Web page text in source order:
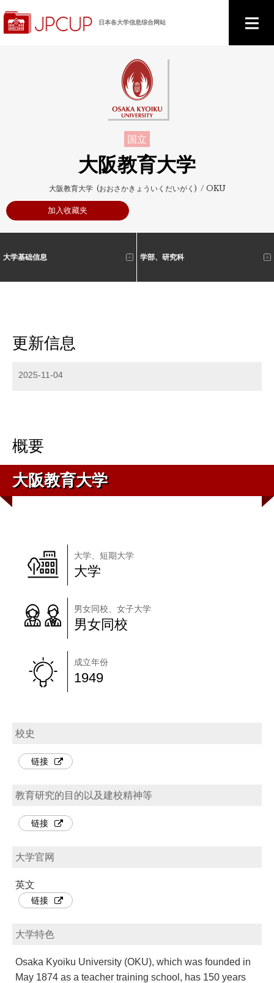
日本各大学信息综合网站
国立
大阪教育大学
大阪教育大学 (おおさかきょういくだいがく) / OKU
加入收藏夹
大学基础信息 学部、研究科
更新信息
2025-11-04
概要
大阪教育大学
大学、短期大学
大学
男女同校、女子大学
男女同校
成立年份
1949
校史
链接
教育研究的目的以及建校精神等
链接
大学官网
英文
链接
大学特色
Osaka Kyoiku University (OKU), which was founded in
May 1874 as a teacher training school, has 150 years